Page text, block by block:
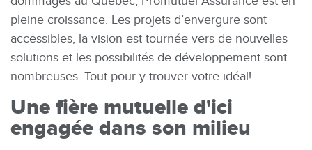
pleine croissance. Les projets d’envergure sont
accessibles, la vision est tournée vers de nouvelles
solutions et les possibilités de développement sont
nombreuses. Tout pour y trouver votre idéal!
Une fière mutuelle d'ici
engagée dans son milieu